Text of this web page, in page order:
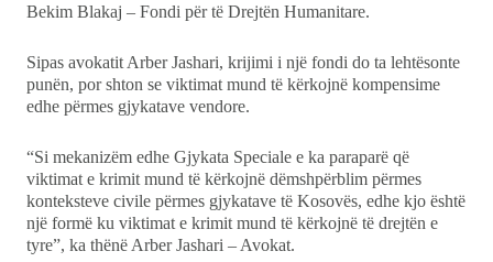
Bekim Blakaj – Fondi për të Drejtën Humanitare.
Sipas avokatit Arber Jashari, krijimi i një fondi do ta lehtësonte
punën, por shton se viktimat mund të kërkojnë kompensime
edhe përmes gjykatave vendore.
“Si mekanizëm edhe Gjykata Speciale e ka paraparë që
viktimat e krimit mund të kërkojnë dëmshpërblim përmes
konteksteve civile përmes gjykatave të Kosovës, edhe kjo është
një formë ku viktimat e krimit mund të kërkojnë të drejtën e
tyre”, ka thënë Arber Jashari – Avokat.